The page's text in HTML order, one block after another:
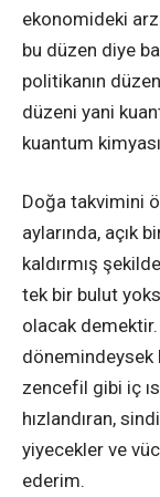
ekonomideki
bu düzen diye
politikanın
düzeni yani
kuantum
Doğa takvimini
aylarında, açık
kaldırmış
tek bir bulut
olacak
dönemindeysek
zencefil gibi iç
hızlandıran,
yiyecekler ve
ederim.